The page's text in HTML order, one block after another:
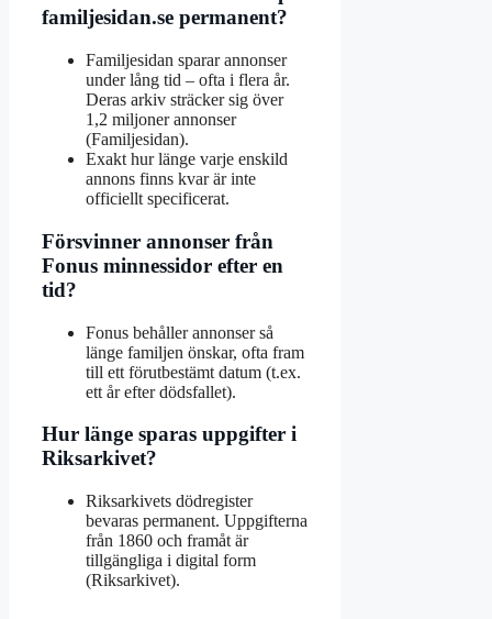
familjesidan.se permanent?
Familjesidan sparar annonser
under lång tid – ofta i flera år.
Deras arkiv sträcker sig över
1,2 miljoner annonser
(Familjesidan).
Exakt hur länge varje enskild
annons finns kvar är inte
officiellt specificerat.
Försvinner annonser från
Fonus minnessidor efter en
tid?
Fonus behåller annonser så
länge familjen önskar, ofta fram
till ett förutbestämt datum (t.ex.
ett år efter dödsfallet).
Hur länge sparas uppgifter i
Riksarkivet?
Riksarkivets dödregister
bevaras permanent. Uppgifterna
från 1860 och framåt är
tillgängliga i digital form
(Riksarkivet).